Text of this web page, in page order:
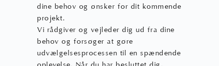
dine behov og ønsker for dit kommende
projekt.
Vi rådgiver og vejleder dig ud fra dine
behov og forsøger at gøre
udvælgelsesprocessen til en spændende